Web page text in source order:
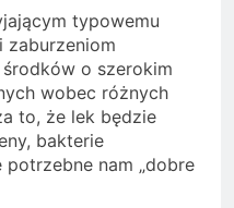
typowemu
zaburzeniom
o szerokim
wobec różnych
to, że lek będzie
bakterie
nam „dobre